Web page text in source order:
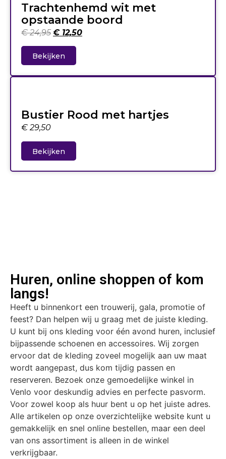
Trachtenhemd wit met
opstaande boord
€24,95 €12,50
Bekijken
Bustier Rood met hartjes
€29,50
Bekijken
Huren, online shoppen of kom
langs!
Heeft u binnenkort een trouwerij, gala, promotie of
feest? Dan helpen wij u graag met de juiste kleding.
U kunt bij ons kleding voor één avond huren, inclusief
bijpassende schoenen en accessoires. Wij zorgen
ervoor dat de kleding zoveel mogelijk aan uw maat
wordt aangepast, dus kom tijdig passen en
reserveren. Bezoek onze gemoedelijke winkel in
Venlo voor deskundig advies en perfecte pasvorm.
Voor zowel koop als huur bent u op het juiste adres.
Alle artikelen op onze overzichtelijke website kunt u
gemakkelijk en snel online bestellen, maar een deel
van ons assortiment is alleen in de winkel
verkrijgbaar.